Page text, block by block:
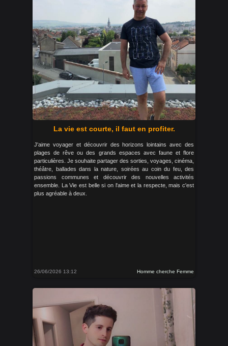
La vie est courte, il faut en profiter.
J'aime voyager et découvrir des horizons lointains avec des
plages de rêve ou des grands espaces avec faune et flore
particulières. Je souhaite partager des sorties, voyages, cinéma,
théâtre, ballades dans la nature, soirées au coin du feu, des
passions communes et découvrir des nouvelles activités
ensemble. La Vie est belle si on l'aime et la respecte, mais c'est
plus agréable à deux.
26/06/2026 13:12 Homme cherche Femme